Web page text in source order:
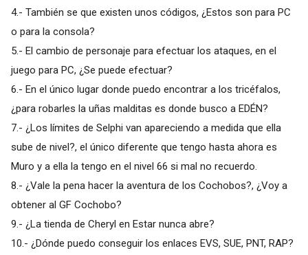
4.- También se que existen unos códigos, ¿Estos son para PC
o para la consola?
5.- El cambio de personaje para efectuar los ataques, en el
juego para PC, ¿Se puede efectuar?
6.- En el único lugar donde puedo encontrar a los tricéfalos,
¿para robarles la uñas malditas es donde busco a EDÉN?
7.- ¿Los límites de Selphi van apareciendo a medida que ella
sube de nivel?, el único diferente que tengo hasta ahora es
Muro y a ella la tengo en el nivel 66 si mal no recuerdo.
8.- ¿Vale la pena hacer la aventura de los Cochobos?, ¿Voy a
obtener al GF Cochobo?
9.- ¿La tienda de Cheryl en Estar nunca abre?
10.- ¿Dónde puedo conseguir los enlaces EVS, SUE, PNT, RAP?